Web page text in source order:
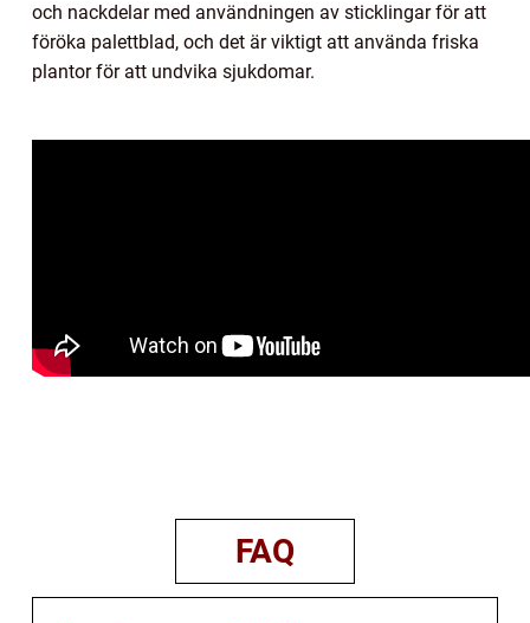
och nackdelar med användningen av sticklingar för att
föröka palettblad, och det är viktigt att använda friska
plantor för att undvika sjukdomar.
FAQ